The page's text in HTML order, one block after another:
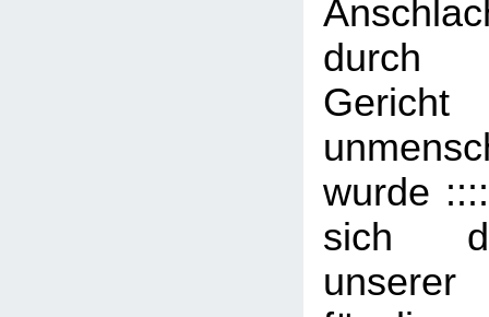
durch
wurde
sich
unserer